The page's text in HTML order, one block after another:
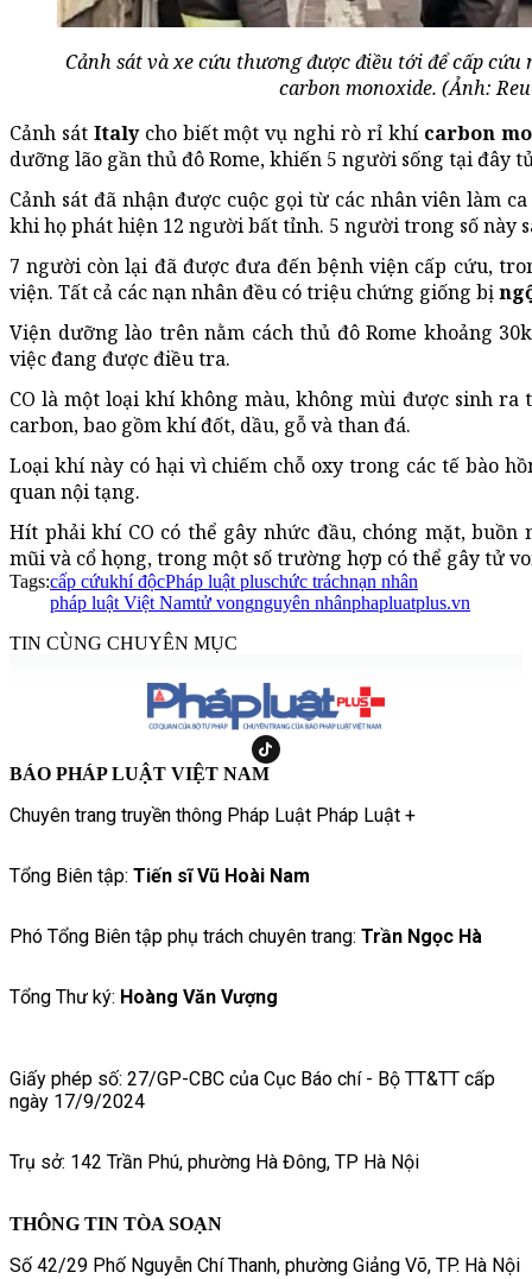
Cảnh sát và xe cứu thương được điều tới để cấp
carbon monoxide. (Ảnh:
Cảnh sát Italycho biết một vụ nghi rò rỉ khí carbon
dưỡng lão gần thủ đô Rome, khiến 5 người sống tại đây
Cảnh sát đã nhận được cuộc gọi từ các nhân viên làm
khi họ phát hiện 12 người bất tỉnh. 5 người trong số này
7 người còn lại đã được đưa đến bệnh viện cấp cứu,
viện. Tất cả các nạn nhân đều có triệu chứng giống bị
Viện dưỡng lào trên nằm cách thủ đô Rome khoảng
việc đang được điều tra.
CO là một loại khí không màu, không mùi được sinh
carbon, bao gồm khí đốt, dầu, gỗ và than đá.
Loại khí này có hại vì chiếm chỗ oxy trong các tế bào
quan nội tạng.
Hít phải khí CO có thể gây nhức đầu, chóng mặt,
mũi và cổ họng, trong một số trường hợp có thể gây tử
Tags:cấp cứukhí độcPháp luật pluschức tráchnạn nhân
pháp luật Việt Namtử vongnguyên nhânphapluatplus.vn
TIN CÙNG CHUYÊN MỤC
BÁO PHÁP LUẬT VIỆT NAM
Chuyên trang truyền thông Pháp Luật Pháp Luật +
Tổng Biên tập: Tiến sĩ Vũ Hoài Nam
Phó Tổng Biên tập phụ trách chuyên trang: Trần Ngọc Hà
Tổng Thư ký: Hoàng Văn Vượng
Giấy phép số: 27/GP-CBC của Cục Báo chí - Bộ TT&TT cấp
ngày 17/9/2024
Trụ sở: 142 Trần Phú, phường Hà Đông, TP Hà Nội
THÔNG TIN TÒA SOẠN
Số 42/29 Phố Nguyễn Chí Thanh, phường Giảng Võ, TP. Hà Nội